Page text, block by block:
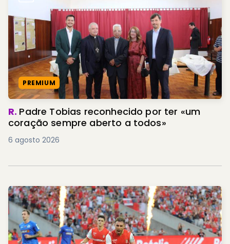
PREMIUM
R. Padre Tobias reconhecido por ter «um
coração sempre aberto a todos»
6 agosto 2026